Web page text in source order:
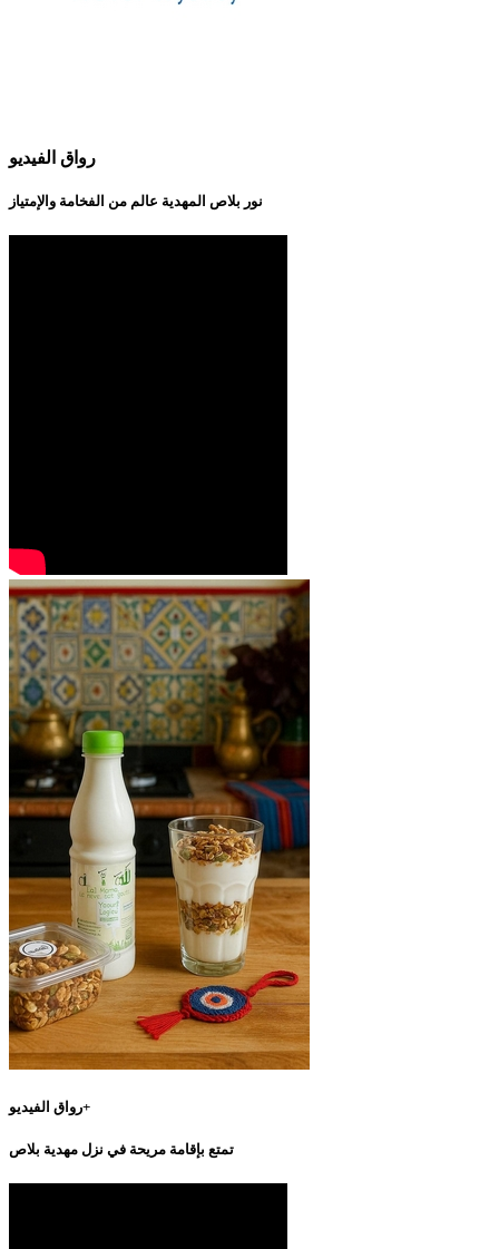
رواق الفيديو
نور بلاص المهدية عالم من الفخامة والإمتياز
رواق الفيديو+
تمتع بإقامة مريحة في نزل مهدية بلاص